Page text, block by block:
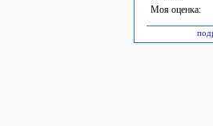
Моя оценка: